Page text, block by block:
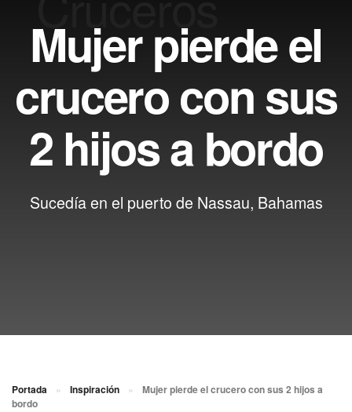
Mujer pierde el
crucero con sus
2 hijos a bordo
Sucedía en el puerto de Nassau, Bahamas
Portada » Inspiración »
Mujer pierde el crucero con sus 2 hijos a
bordo